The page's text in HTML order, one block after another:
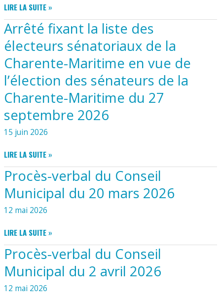
NATURELS
DANS
LE
DÉPARTEMENT
LA
CHARENTE-
MARITIME
ARRÊTÉ
PORTANT
LIMITATION
PROVISOIRE
DES
USAGES
DE
L’EAU
DANS
LE
DÉPARTEMENT
LA
MARITIME
SUR
LES
BASSINS
DE
CHARENTE,
DE
LA
SEUDRE
ET
DES
LIRE LA SUITE »
Arrêté fixant la liste des
électeurs sénatoriaux de la
Charente-Maritime en vue de
l’élection des sénateurs de la
Charente-Maritime du 27
septembre 2026
15 juin 2026
ARRÊTÉ
FIXANT
LA
LISTE
DES
ÉLECTEURS
DE
CHARENTE-
MARITIME
EN
VUE
LIRE LA SUITE »
Procès-verbal du Conseil
Municipal du 20 mars 2026
12 mai 2026
PROCÈS-
VERBAL
DU
CONSEIL
MUNICIPAL
DU
LIRE LA SUITE »
Procès-verbal du Conseil
Municipal du 2 avril 2026
12 mai 2026